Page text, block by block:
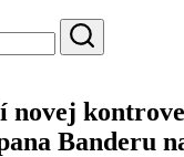
Search
novej
Banderu